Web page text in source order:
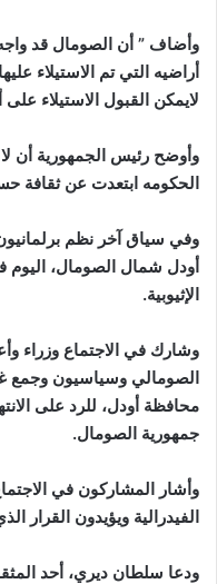
وأضاف ” أن الصومال قد
أراضيه التي تم الاستيلاء
لايمكن القبول الاستيلاء
وأوضح رئيس الجمهورية أن
الحكومه ابتعدت عن ثقافة
وفي سياق آخر نظم
أودل شمال الصومال، اليوم
الإثيوبية.
وشارك في الاجتماع وزراء
الصومالي وسياسيون وجمع
محافظة أودل، للرد على
جمهورية الصومال.
وأشار المشاركون في
الفيدرالية ويؤيدون القرار
ودعا سلطان ديري، أحد